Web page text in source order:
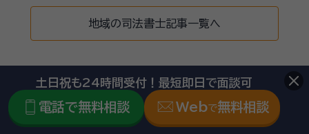
地域の司法書士記事一覧へ
地域の行政書士記事
土日祝も24時間受付！最短即日で面談可
電話で無料相談 Webで無料相談